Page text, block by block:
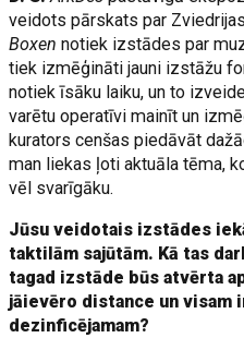
veidots pārskats par
Boxennotiek izstādes par
tiek izmēģināti jauni izstāžu
notiek īsāku laiku, un to
varētu operatīvi mainīt un
kurators cenšas piedāvāt
man liekas ļoti aktuāla tēma,
vēl svarīgāku.
Jūsu veidotais izstādes
taktilām sajūtām. Kā tas
tagad izstāde būs atvērta
jāievēro distance un visam
dezinficējamam?